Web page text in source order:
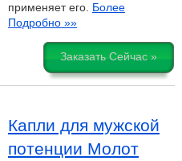
применяет его. Более
Подробно »»
Заказать Сейчас »
Капли для мужской
потенции Молот